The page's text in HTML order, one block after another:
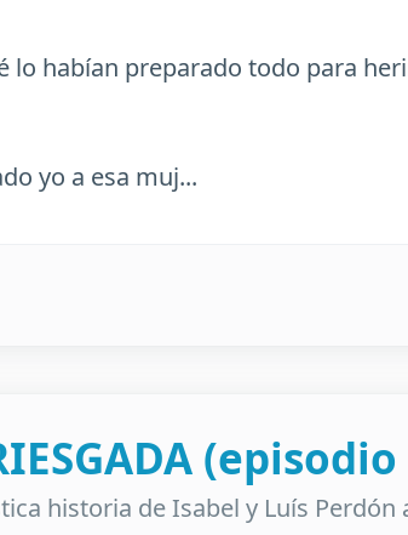
lo habían preparado todo para
yo a esa muj...
(episodio
historia de Isabel y Luís